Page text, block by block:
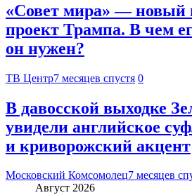
«Совет мира» — новый
проект Трампа. В чем
он нужен?
ТВ Центр7 месяцев спустя 0
В давосской выходке
увидели английское
и криворожский акцент
Московский Комсомолец7 месяцев
Август 2026